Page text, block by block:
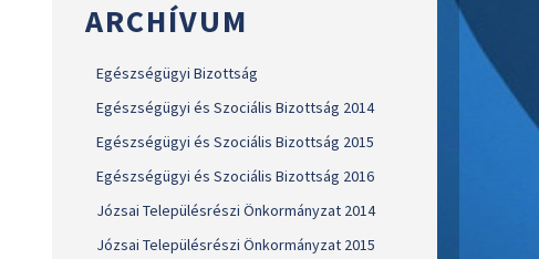
ARCHÍVUM
Egészségügyi Bizottság
Egészségügyi és Szociális Bizottság 2014
Egészségügyi és Szociális Bizottság 2015
Egészségügyi és Szociális Bizottság 2016
Józsai Településrészi Önkormányzat 2014
Józsai Településrészi Önkormányzat 2015